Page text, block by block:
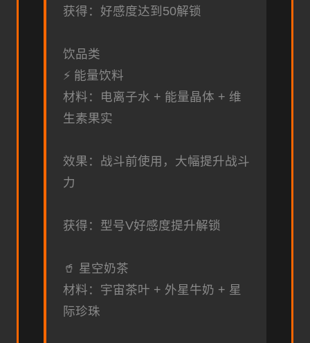
获得：好感度达到50解锁
饮品类
⚡ 能量饮料
材料：电离子水 + 能量晶体 + 维
生素果实
效果：战斗前使用，大幅提升战斗
力
获得：型号V好感度提升解锁
🥤 星空奶茶
材料：宇宙茶叶 + 外星牛奶 + 星
际珍珠